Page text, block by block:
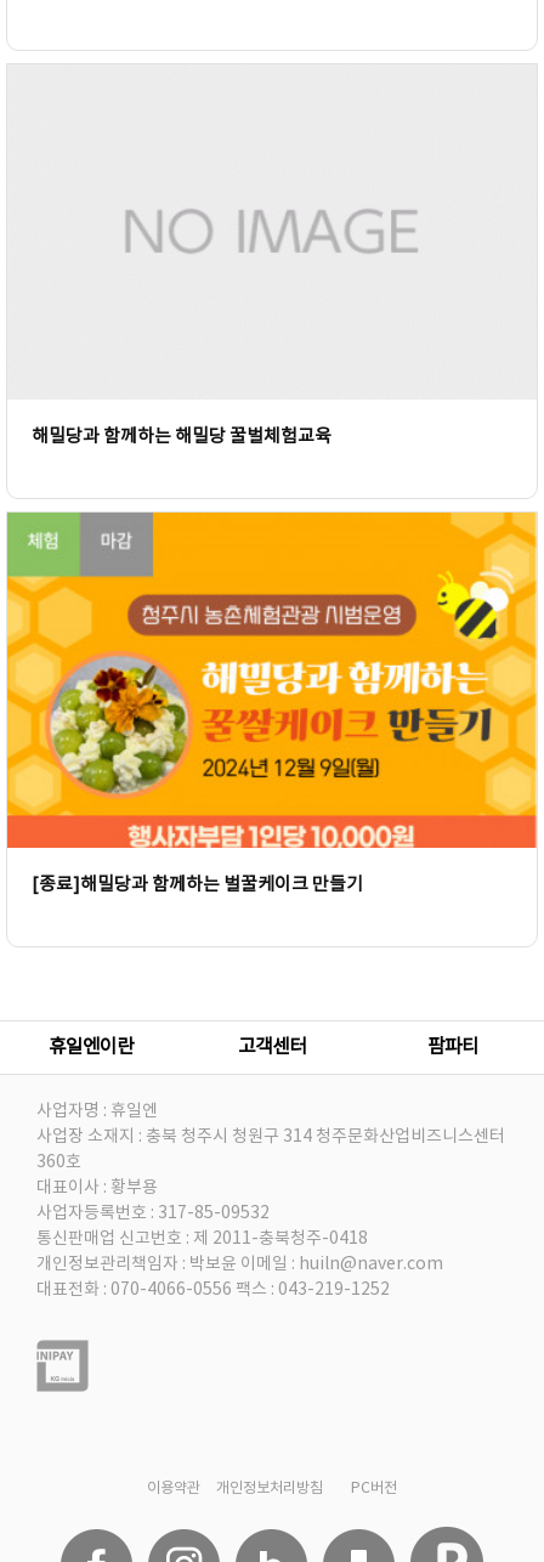
해밀당과 함께하는 해밀당 꿀벌체험교육
[종료]해밀당과 함께하는 벌꿀케이크 만들기
휴일엔이란 고객센터 팜파티
사업자명 : 휴일엔
사업장 소재지 : 충북 청주시 청원구 314 청주문화산업비즈니스센터
360호
대표이사 : 황부용
사업자등록번호 : 317-85-09532
통신판매업 신고번호 : 제 2011-충북청주-0418
개인정보관리책임자 : 박보윤 이메일 : huiln@naver.com
대표전화 : 070-4066-0556 팩스 : 043-219-1252
이용약관 개인정보처리방침 PC버전